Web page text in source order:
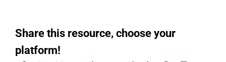
Share this resource, choose your
platform!